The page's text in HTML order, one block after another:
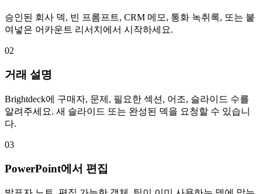
승인된 회사 덱, 빈 프롬프트, CRM 메모, 통화 녹취록, 또는 붙
여넣은 어카운트 리서치에서 시작하세요.
02
거래 설명
Brightdeck에 구매자, 문제, 필요한 섹션, 어조, 슬라이드 수를
알려주세요. 새 슬라이드 또는 완성된 덱을 요청할 수 있습니
다.
03
PowerPoint에서 편집